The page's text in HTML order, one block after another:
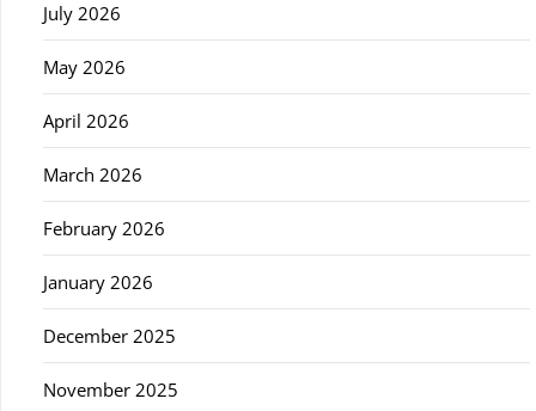
July 2026
May 2026
April 2026
March 2026
February 2026
January 2026
December 2025
November 2025